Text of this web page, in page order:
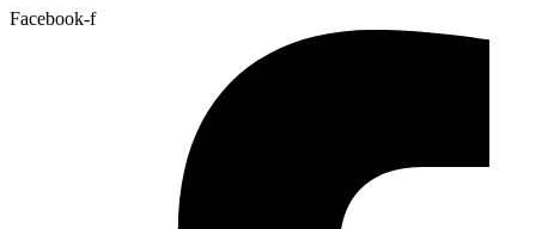
Facebook-f